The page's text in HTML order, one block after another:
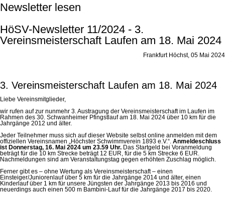
Newsletter lesen
HöSV-Newsletter 11/2024 - 3.
Vereinsmeisterschaft Laufen am 18. Mai 2024
Frankfurt Höchst, 05 Mai 2024
3. Vereinsmeisterschaft Laufen am 18. Mai 2024
Liebe Vereinsmitglieder,
wir rufen auf zur nunmehr 3. Austragung der Vereinsmeisterschaft im Laufen im
Rahmen des 30. Schwanheimer Pfingstlauf am 18. Mai 2024 über 10 km für die
Jahrgänge 2012 und älter.
Jeder Teilnehmer muss sich auf dieser Website selbst online anmelden mit dem
offiziellen Vereinsnamen „Höchster Schwimmverein 1893 e.V.“. Anmeldeschluss
ist Donnerstag, 16. Mai 2024 um 23.59 Uhr. Das Startgeld bei Voranmeldung
beträgt für die 10 km Strecke beträgt 12 EUR, für die 5 km Strecke 6 EUR.
Nachmeldungen sind am Veranstaltungstag gegen erhöhten Zuschlag möglich.
Ferner gibt es – ohne Wertung als Vereinsmeisterschaft – einen
Einsteiger/Juniorenlauf über 5 km für die Jahrgänge 2014 und älter, einen
Kinderlauf über 1 km für unsere Jüngsten der Jahrgänge 2013 bis 2016 und
neuerdings auch einen 500 m Bambini-Lauf für die Jahrgänge 2017 bis 2020.